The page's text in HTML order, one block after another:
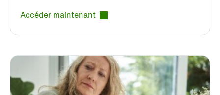
Accéder maintenant